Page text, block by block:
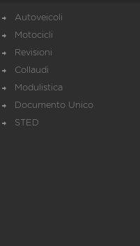
Autoveicoli
Motocicli
Revisioni
Collaudi
Modulistica
Documento Unico
STED